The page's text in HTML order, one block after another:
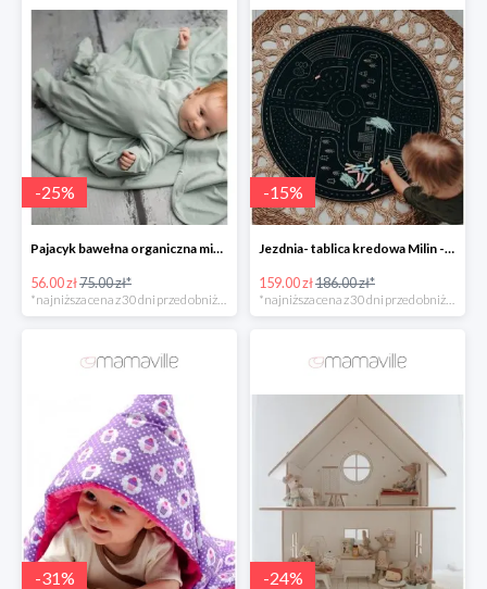
-25%
Pajacyk bawełna organiczna miętowy Nanaf Organic -25%
56.00 zł75.00 zł*
*najniższa cena z 30 dni przed obniżką
-15%
Jezdnia- tablica kredowa Milin -14%
159.00 zł186.00 zł*
*najniższa cena z 30 dni przed obniżką
-31% -24%